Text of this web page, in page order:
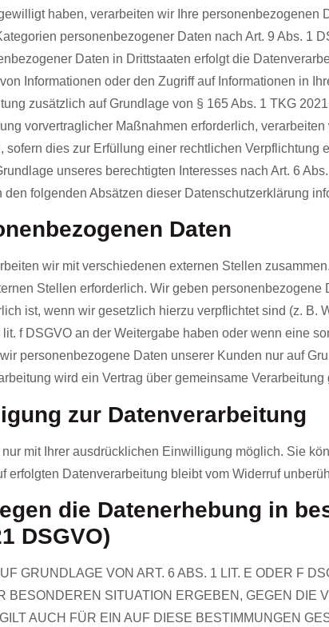
haben, verarbeiten wir Ihre personenbezogenen
personenbezogener Daten nach Art. 9 Abs. 1
Daten in Drittstaaten erfolgt die
Informationen oder den Zugriff auf Informationen in
zusätzlich auf Grundlage von § 165 Abs. 1 TKG
vorvertraglicher Maßnahmen erforderlich,
dies zur Erfüllung einer rechtlichen Verpflichtung
unseres berechtigten Interesses nach Art. 6
folgenden Absätzen dieser Datenschutzerklärung
Daten
wir mit verschiedenen externen Stellen
Stellen erforderlich. Wir geben
ist, wenn wir gesetzlich hierzu verpflichtet sind (z. B.
lit. f DSGVO an der Weitergabe haben oder wenn eine
personenbezogene Daten unserer Kunden nur auf
wird ein Vertrag über gemeinsame Verarbeitung
zur Datenverarbeitung
mit Ihrer ausdrücklichen Einwilligung möglich. Sie
erfolgten Datenverarbeitung bleibt vom Widerruf
die Datenerhebung in
DSGVO)
GRUNDLAGE VON ART. 6 ABS. 1 LIT. E ODER F
BESONDEREN SITUATION ERGEBEN, GEGEN DIE
AUCH FÜR EIN AUF DIESE BESTIMMUNGEN